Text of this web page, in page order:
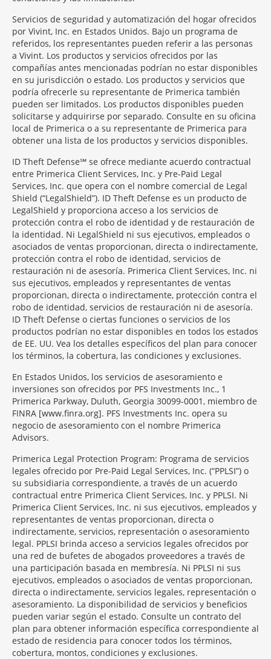
Servicios de seguridad y automatización del hogar ofrecidos
por Vivint, Inc. en Estados Unidos. Bajo un programa de
referidos, los representantes pueden referir a las personas
a Vivint. Los productos y servicios ofrecidos por las
compañías antes mencionadas podrían no estar disponibles
en su jurisdicción o estado. Los productos y servicios que
podría ofrecerle su representante de Primerica también
pueden ser limitados. Los productos disponibles pueden
solicitarse y adquirirse por separado. Consulte en su oficina
local de Primerica o a su representante de Primerica para
obtener una lista de los productos y servicios disponibles.
ID Theft Defense℠ se ofrece mediante acuerdo contractual
entre Primerica Client Services, Inc. y Pre-Paid Legal
Services, Inc. que opera con el nombre comercial de Legal
Shield (“LegalShield”). ID Theft Defense es un producto de
LegalShield y proporciona acceso a los servicios de
protección contra el robo de identidad y de restauración de
la identidad. Ni LegalShield ni sus ejecutivos, empleados o
asociados de ventas proporcionan, directa o indirectamente,
protección contra el robo de identidad, servicios de
restauración ni de asesoría. Primerica Client Services, Inc. ni
sus ejecutivos, empleados y representantes de ventas
proporcionan, directa o indirectamente, protección contra el
robo de identidad, servicios de restauración ni de asesoría.
ID Theft Defense o ciertas funciones o servicios de los
productos podrían no estar disponibles en todos los estados
de EE. UU. Vea los detalles específicos del plan para conocer
los términos, la cobertura, las condiciones y exclusiones.
En Estados Unidos, los servicios de asesoramiento e
inversiones son ofrecidos por PFS Investments Inc., 1
Primerica Parkway, Duluth, Georgia 30099-0001, miembro de
FINRA [www.finra.org]. PFS Investments Inc. opera su
negocio de asesoramiento con el nombre Primerica
Advisors.
Primerica Legal Protection Program: Programa de servicios
legales ofrecido por Pre-Paid Legal Services, Inc. (“PPLSI”) o
su subsidiaria correspondiente, a través de un acuerdo
contractual entre Primerica Client Services, Inc. y PPLSI. Ni
Primerica Client Services, Inc. ni sus ejecutivos, empleados y
representantes de ventas proporcionan, directa o
indirectamente, servicios, representación o asesoramiento
legal. PPLSI brinda acceso a servicios legales ofrecidos por
una red de bufetes de abogados proveedores a través de
una participación basada en membresía. Ni PPLSI ni sus
ejecutivos, empleados o asociados de ventas proporcionan,
directa o indirectamente, servicios legales, representación o
asesoramiento. La disponibilidad de servicios y beneficios
pueden variar según el estado. Consulte un contrato del
plan para obtener información específica correspondiente al
estado de residencia para conocer todos los términos,
cobertura, montos, condiciones y exclusiones.